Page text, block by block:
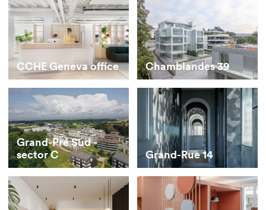
CCHE Geneva office Chamblandes 39
Grand-Pré Sud -
sector C
Grand-Rue 14